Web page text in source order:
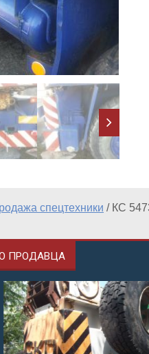
спецтехники / КС
ПРОДАВЦА